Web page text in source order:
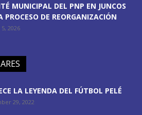
MUNICIPAL DEL PNP EN JUNCOS
PROCESO DE REORGANIZACIÓN
2026
LA LEYENDA DEL FÚTBOL PELÉ
29, 2022